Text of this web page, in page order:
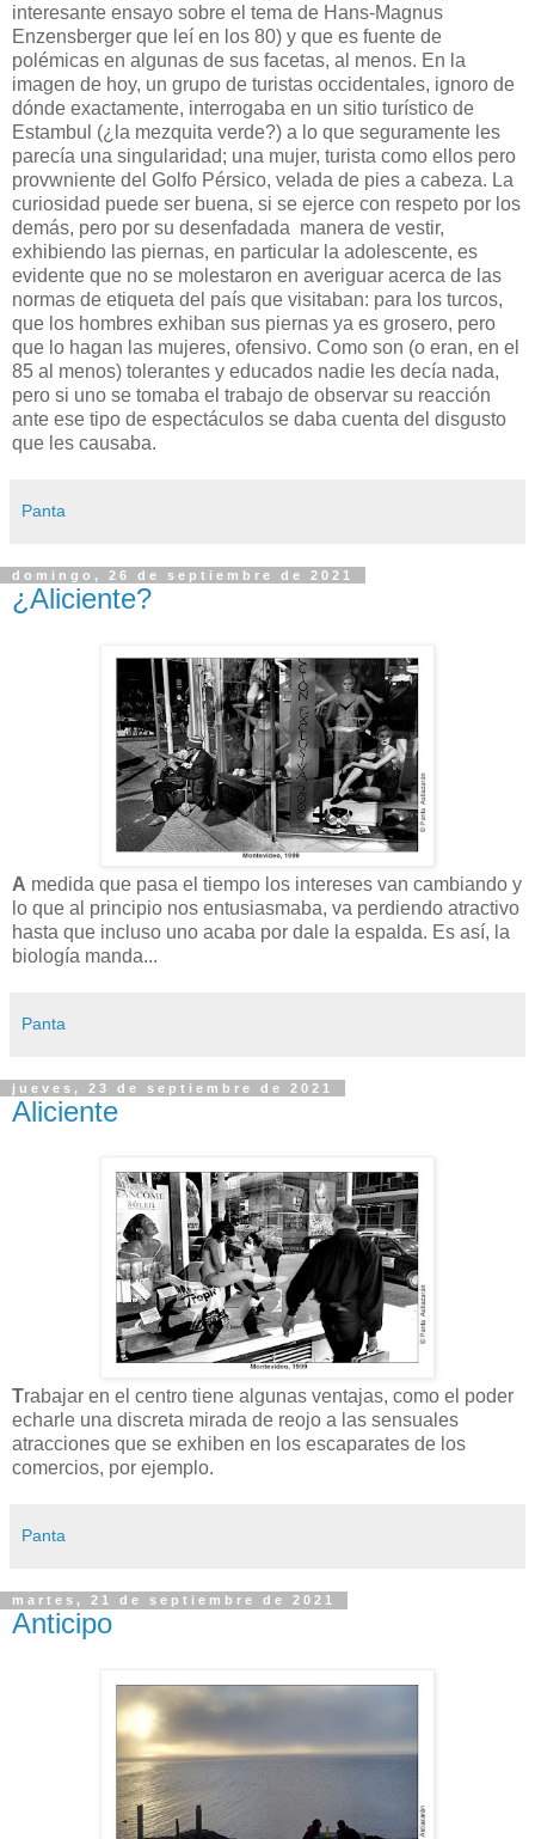
interesante ensayo sobre el tema de Hans-Magnus
Enzensberger que leí en los 80) y que es fuente de
polémicas en algunas de sus facetas, al menos. En la
imagen de hoy, un grupo de turistas occidentales, ignoro de
dónde exactamente, interrogaba en un sitio turístico de
Estambul (¿la mezquita verde?) a lo que seguramente les
parecía una singularidad; una mujer, turista como ellos pero
provwniente del Golfo Pérsico, velada de pies a cabeza. La
curiosidad puede ser buena, si se ejerce con respeto por los
demás, pero por su desenfadada manera de vestir,
exhibiendo las piernas, en particular la adolescente, es
evidente que no se molestaron en averiguar acerca de las
normas de etiqueta del país que visitaban: para los turcos,
que los hombres exhiban sus piernas ya es grosero, pero
que lo hagan las mujeres, ofensivo. Como son (o eran, en el
85 al menos) tolerantes y educados nadie les decía nada,
pero si uno se tomaba el trabajo de observar su reacción
ante ese tipo de espectáculos se daba cuenta del disgusto
que les causaba.
Panta
domingo, 26 de septiembre de 2021
¿Aliciente?
A medida que pasa el tiempo los intereses van cambiando y
lo que al principio nos entusiasmaba, va perdiendo atractivo
hasta que incluso uno acaba por dale la espalda. Es así, la
biología manda...
Panta
jueves, 23 de septiembre de 2021
Aliciente
Trabajar en el centro tiene algunas ventajas, como el poder
echarle una discreta mirada de reojo a las sensuales
atracciones que se exhiben en los escaparates de los
comercios, por ejemplo.
Panta
martes, 21 de septiembre de 2021
Anticipo